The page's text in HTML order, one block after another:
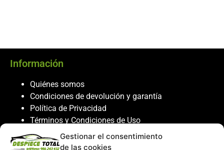
Gestionar el consentimiento
de las cookies
Información
Quiénes somos
Condiciones de devolución y garantía
Política de Privacidad
Términos y Condiciones de Uso
Política de Cookies